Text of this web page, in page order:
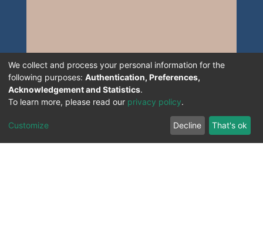
We collect and process your personal information for the
following purposes: Authentication, Preferences,
Acknowledgement and Statistics.
To learn more, please read our privacy policy.
Customize Decline That's ok